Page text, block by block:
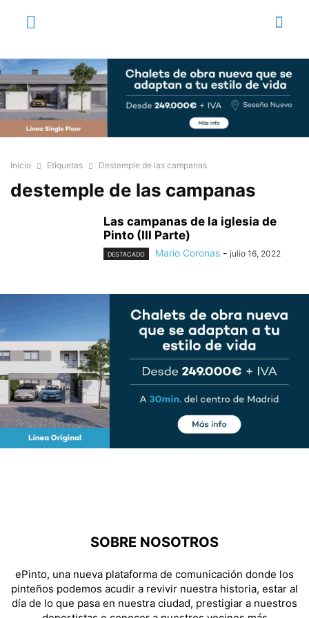
Inicio Etiquetas Destemple de las campanas
destemple de las campanas
Las campanas de la iglesia de
Pinto (III Parte)
DESTACADO Mario Coronas - julio 16, 2022
SOBRE NOSOTROS
ePinto, una nueva plataforma de comunicación donde los
pinteños podemos acudir a revivir nuestra historia, estar al
día de lo que pasa en nuestra ciudad, prestigiar a nuestros